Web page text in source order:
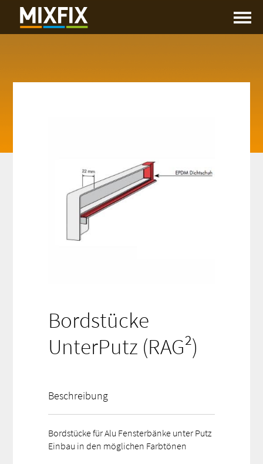
Bordstücke
UnterPutz (RAG²)
Beschreibung
Bordstücke für Alu Fensterbänke unter Putz
Einbau in den möglichen Farbtönen